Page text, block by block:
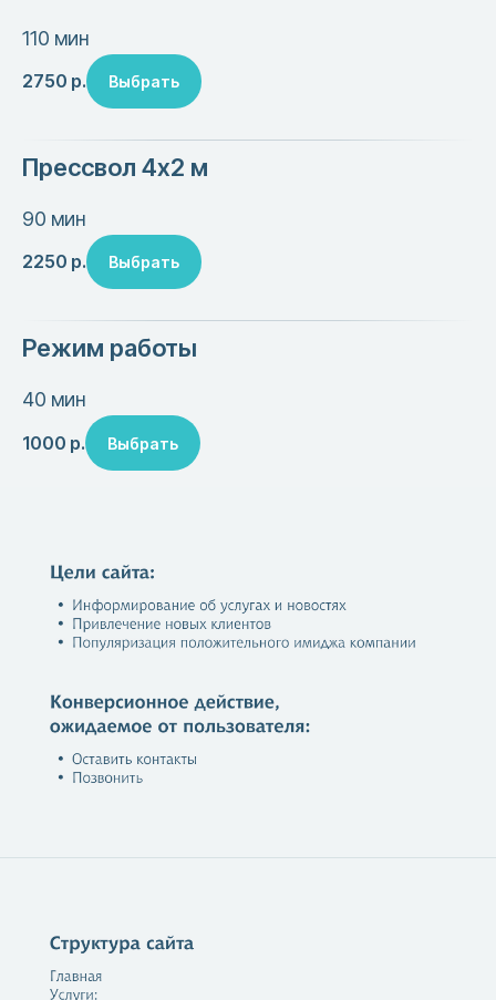
110 мин
2750 р. Выбрать
Прессвол 4х2 м
90 мин
2250 р. Выбрать
Режим работы
40 мин
1000 р. Выбрать